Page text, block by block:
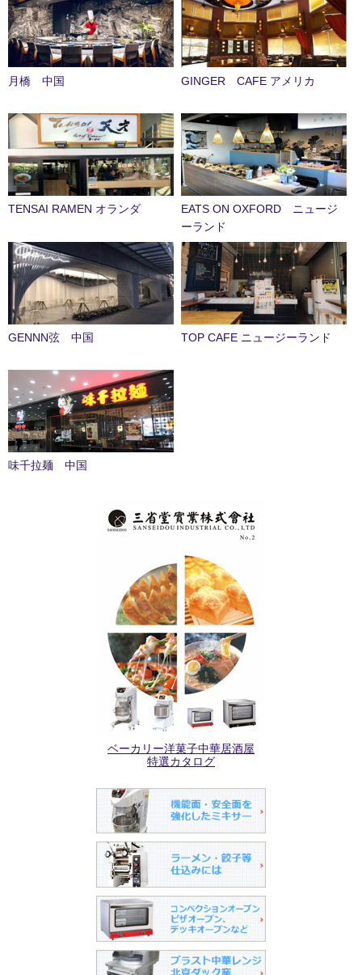
月橋 中国 GINGER CAFE アメリカ
TENSAI RAMEN オランダ
EATS ON OXFORD ニュージ
ーランド
GENNN弦 中国 TOP CAFE ニュージーランド
味千拉麺 中国
ベーカリー洋菓子中華居酒屋
特選カタログ